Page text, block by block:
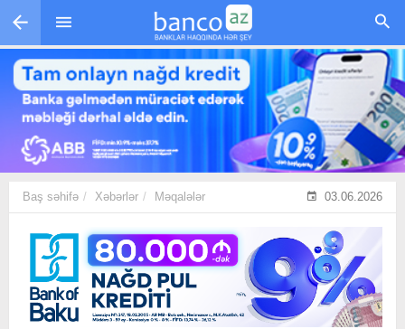
Skip to main content
Baş səhifə Xəbərlər Məqalələr 03.06.2026